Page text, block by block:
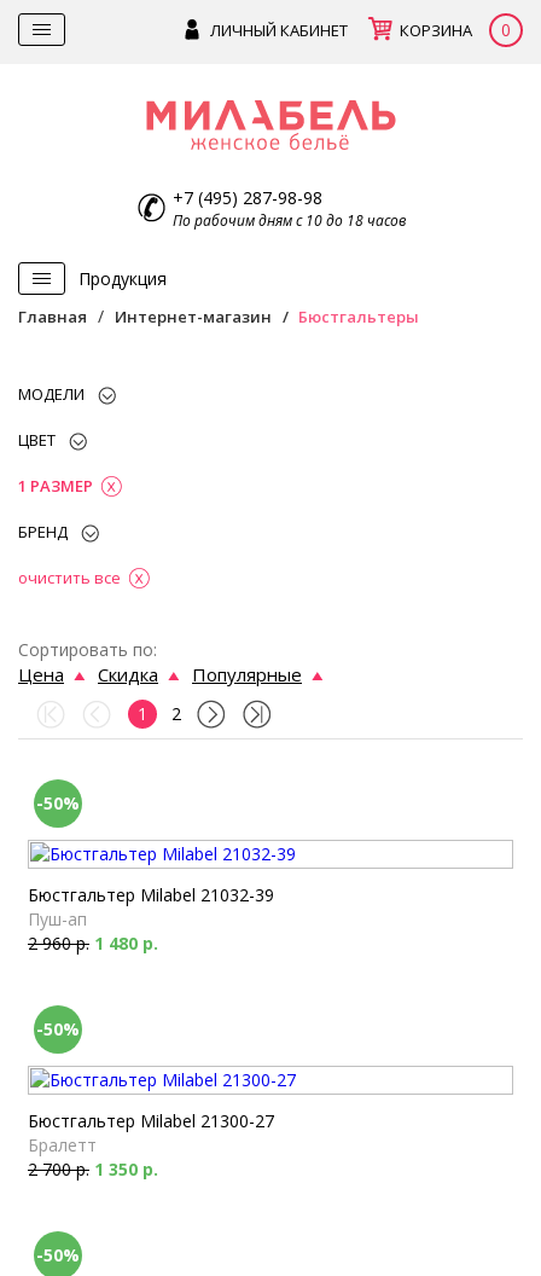
ЛИЧНЫЙ КАБИНЕТ КОРЗИНА 0
+7 (495) 287-98-98
По рабочим дням с 10 до 18 часов
Продукция
Главная Интернет-магазин Бюстгальтеры
МОДЕЛИ
ЦВЕТ
1 РАЗМЕР
БРЕНД
очистить все
Сортировать по:
Цена Скидка Популярные
1 2
-50%
Бюстгальтер Milabel 21032-39
Пуш-ап
2 960 р. 1 480 р.
-50%
Бюстгальтер Milabel 21300-27
Бралетт
2 700 р. 1 350 р.
-50%